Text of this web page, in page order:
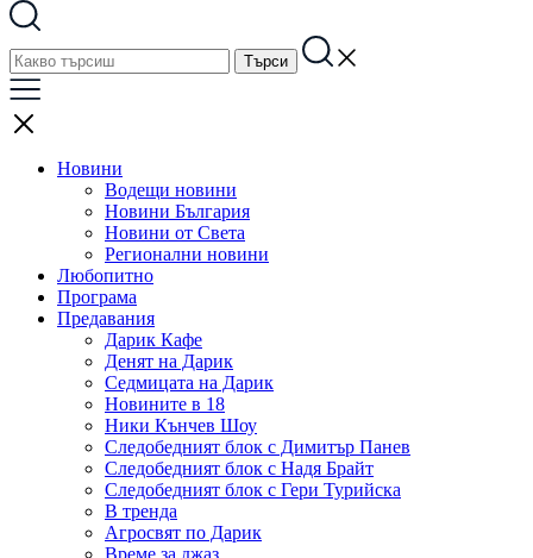
Новини
Водещи новини
Новини България
Новини от Света
Регионални новини
Любопитно
Програма
Предавания
Дарик Кафе
Денят на Дарик
Седмицата на Дарик
Новините в 18
Ники Кънчев Шоу
Следобедният блок с Димитър Панев
Следобедният блок с Надя Брайт
Следобедният блок с Гери Турийска
В тренда
Агросвят по Дарик
Време за джаз